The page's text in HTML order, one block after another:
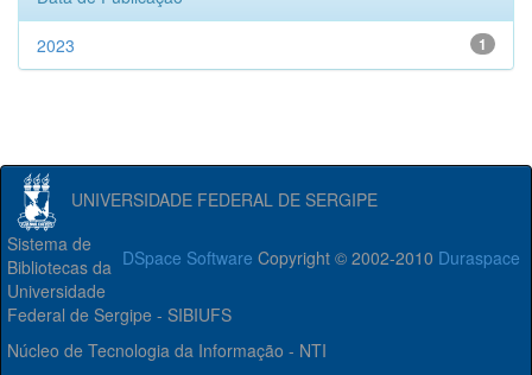
1
2023
UNIVERSIDADE FEDERAL DE SERGIPE
DSpace Software Copyright © 2002-2010 Duraspace
Sistema de
Bibliotecas da
Universidade
Federal de Sergipe - SIBIUFS
Núcleo de Tecnologia da Informação - NTI